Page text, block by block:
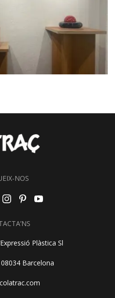
NOS
Plàstica Sl
Barcelona